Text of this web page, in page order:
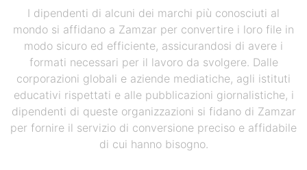
I dipendenti di alcuni dei marchi più conosciuti al
mondo si affidano a Zamzar per convertire i loro file in
modo sicuro ed efficiente, assicurandosi di avere i
formati necessari per il lavoro da svolgere. Dalle
corporazioni globali e aziende mediatiche, agli istituti
educativi rispettati e alle pubblicazioni giornalistiche, i
dipendenti di queste organizzazioni si fidano di Zamzar
per fornire il servizio di conversione preciso e affidabile
di cui hanno bisogno.